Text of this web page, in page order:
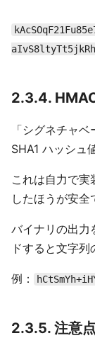
2.3.4.
「シグネチャ
SHA1 ハッシュ
これは自力で実
したほうが安全
バイナリの出力
ドすると文字列
例：
2.3.5. 注意点